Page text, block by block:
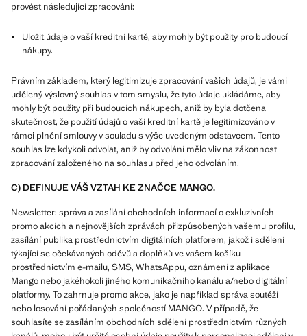
provést následující zpracování:
Uložit údaje o vaší kreditní kartě, aby mohly být použity pro budoucí
nákupy.
Právním základem, který legitimizuje zpracování vašich údajů, je vámi
udělený výslovný souhlas v tom smyslu, že tyto údaje ukládáme, aby
mohly být použity při budoucích nákupech, aniž by byla dotčena
skutečnost, že použití údajů o vaší kreditní kartě je legitimizováno v
rámci plnění smlouvy v souladu s výše uvedeným odstavcem. Tento
souhlas lze kdykoli odvolat, aniž by odvolání mělo vliv na zákonnost
zpracování založeného na souhlasu před jeho odvoláním.
C) DEFINUJE VÁŠ VZTAH KE ZNAČCE MANGO.
Newsletter: správa a zasílání obchodních informací o exkluzivních
promo akcích a nejnovějších zprávách přizpůsobených vašemu profilu,
zasílání publika prostřednictvím digitálních platforem, jakož i sdělení
týkající se očekávaných oděvů a doplňků ve vašem košíku
prostřednictvím e-mailu, SMS, WhatsAppu, oznámení z aplikace
Mango nebo jakéhokoli jiného komunikačního kanálu a/nebo digitální
platformy. To zahrnuje promo akce, jako je například správa soutěží
nebo losování pořádaných společností MANGO. V případě, že
souhlasíte se zasíláním obchodních sdělení prostřednictvím různých